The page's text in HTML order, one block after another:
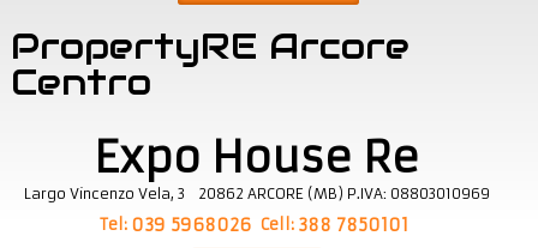
PropertyRE Arcore
Centro
Expo House Re
Largo Vincenzo Vela, 3 20862 ARCORE(MB ) P.IVA: 08803010969
Tel: 039 5968026 Cell: 388 7850101